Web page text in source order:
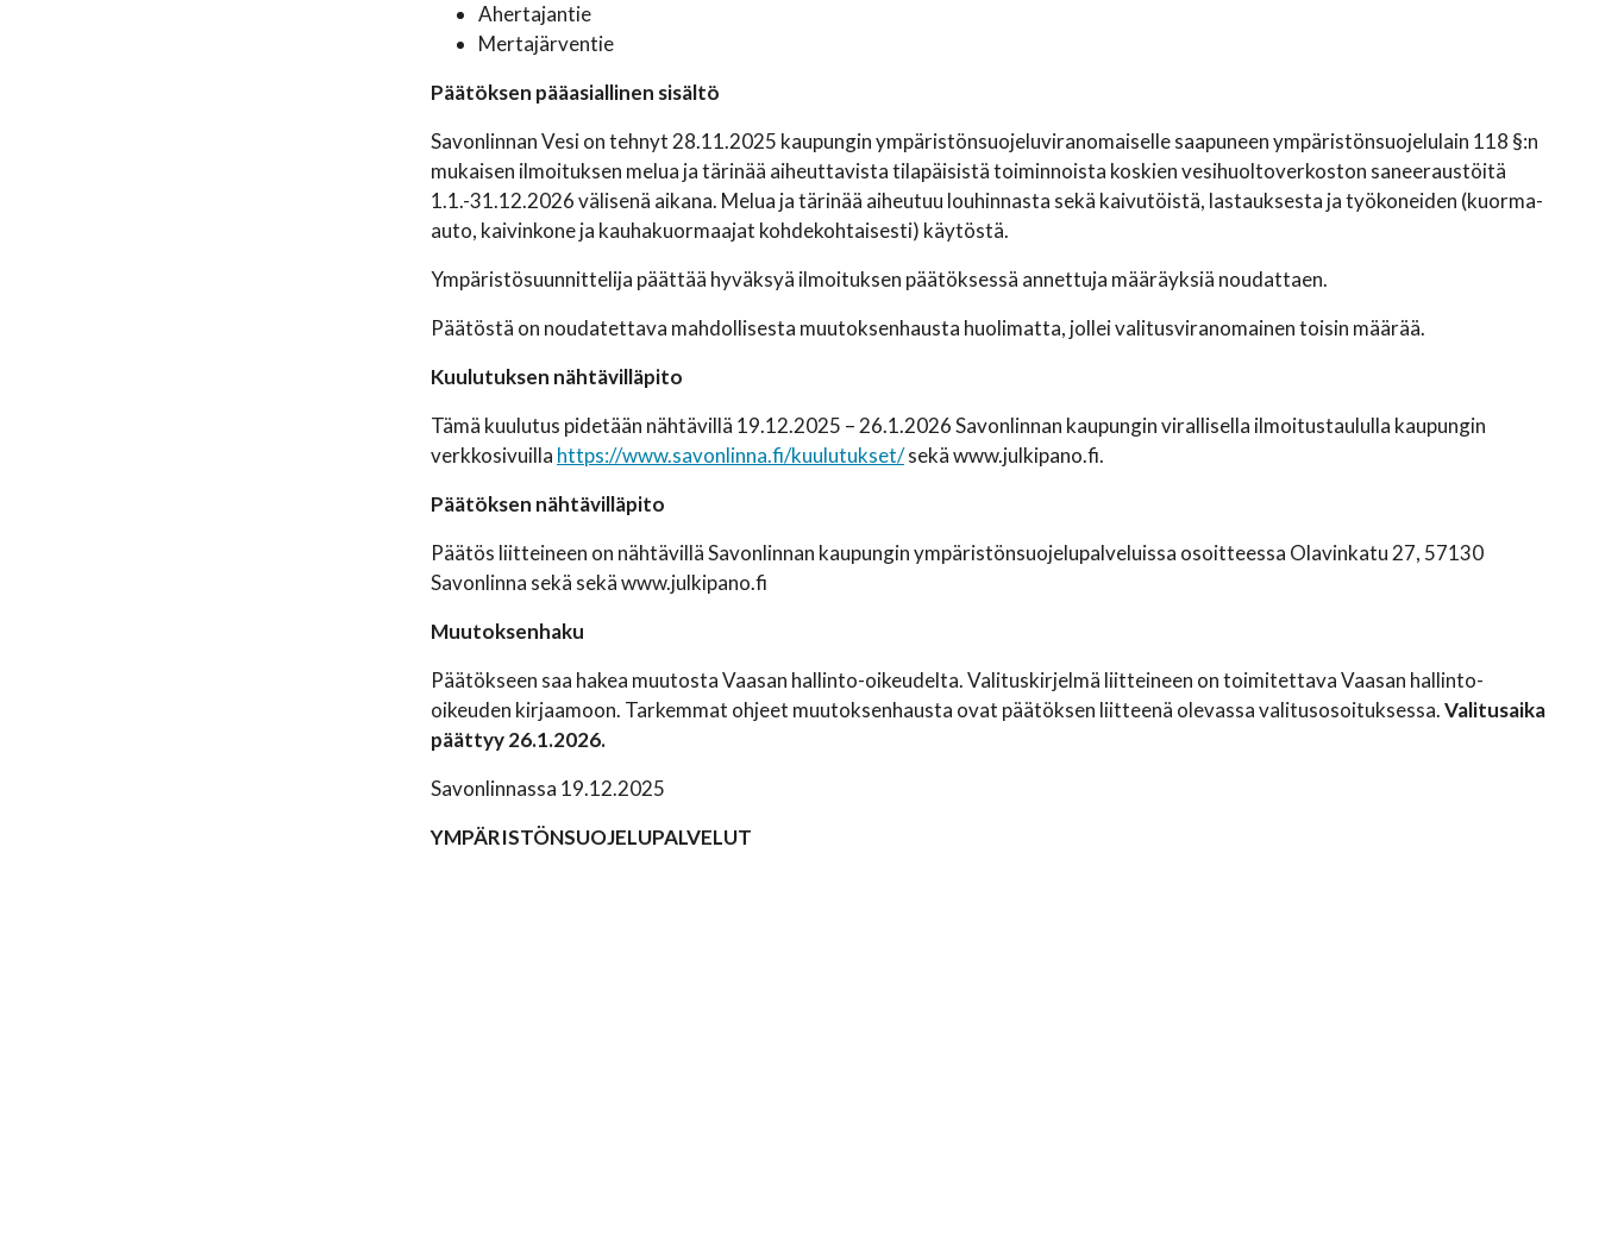
Ahertajantie
Mertajärventie
Päätöksen pääasiallinen sisältö
Savonlinnan Vesi on tehnyt 28.11.2025 kaupungin ympäristönsuojeluviranomaiselle saapuneen ympäristönsuojelulain 118 §:n
mukaisen ilmoituksen melua ja tärinää aiheuttavista tilapäisistä toiminnoista koskien vesihuoltoverkoston saneeraustöitä
1.1.-31.12.2026 välisenä aikana. Melua ja tärinää aiheutuu louhinnasta sekä kaivutöistä, lastauksesta ja työkoneiden (kuorma-
auto, kaivinkone ja kauhakuormaajat kohdekohtaisesti) käytöstä.
Ympäristösuunnittelija päättää hyväksyä ilmoituksen päätöksessä annettuja määräyksiä noudattaen.
Päätöstä on noudatettava mahdollisesta muutoksenhausta huolimatta, jollei valitusviranomainen toisin määrää.
Kuulutuksen nähtävilläpito
Tämä kuulutus pidetään nähtävillä 19.12.2025 – 26.1.2026 Savonlinnan kaupungin virallisella ilmoitustaululla kaupungin
verkkosivuilla https://www.savonlinna.fi/kuulutukset/sekä www.julkipano.fi.
Päätöksen nähtävilläpito
Päätös liitteineen on nähtävillä Savonlinnan kaupungin ympäristönsuojelupalveluissa osoitteessa Olavinkatu 27, 57130
Savonlinna sekä sekä www.julkipano.fi
Muutoksenhaku
Päätökseen saa hakea muutosta Vaasan hallinto-oikeudelta. Valituskirjelmä liitteineen on toimitettava Vaasan hallinto-
oikeuden kirjaamoon. Tarkemmat ohjeet muutoksenhausta ovat päätöksen liitteenä olevassa valitusosoituksessa.Valitusaika
päättyy 26.1.2026.
Savonlinnassa 19.12.2025
YMPÄRISTÖNSUOJELUPALVELUT